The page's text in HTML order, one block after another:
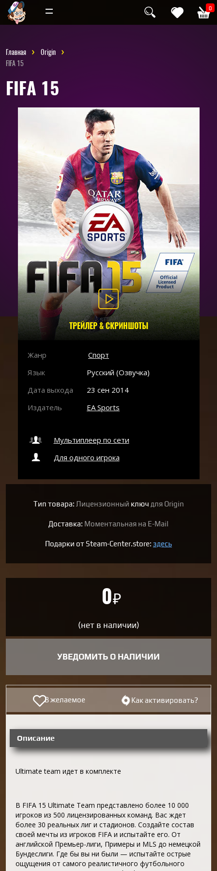
0
Инди
Главная
Origin
FIFA 15
FIFA 15
ТРЕЙЛЕР & СКРИНШОТЫ
Жанр
Спорт
Язык
Русский (Озвучка)
Дата выхода
23 сен 2014
Издатель
EA Sports
Мультиплеер по сети
Для одного игрока
Тип товара: Лицензионный ключ для Origin
Доставка: Моментальная на E-Mail
Подарки от Steam-Center.store: здесь
0₽
(нет в наличии)
УВЕДОМИТЬ О НАЛИЧИИ
В желаемое Как активировать?
Описание
Ultimate team идет в комплекте
В FIFA 15 Ultimate Team представлено более 10 000
игроков из 500 лицензированных команд. Вас ждет
более 30 реальных лиг и стадионов. Создайте состав
своей мечты из игроков FIFA и испытайте его. От
английской Премьер-лиги, Примеры и MLS до немецкой
Бундеслиги. Где бы вы ни были — испытайте острые
ощущения от самого реалистичного футбольного